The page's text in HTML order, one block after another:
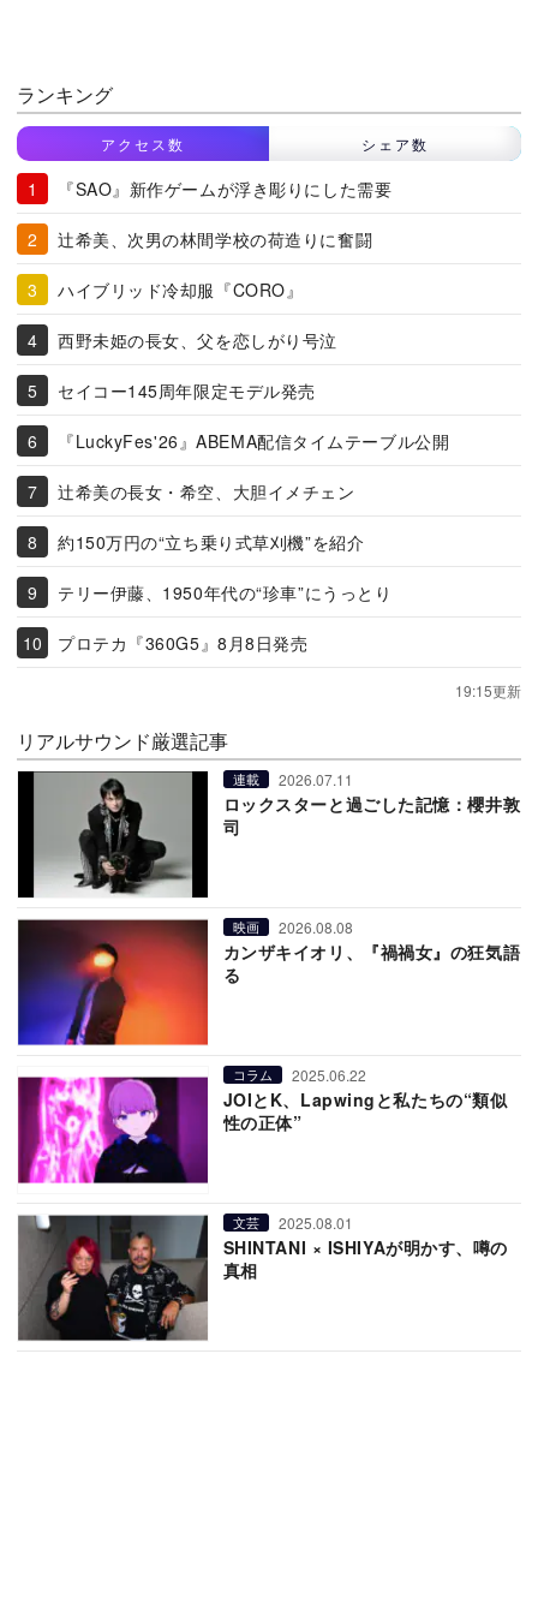
ランキング
アクセス数 シェア数
『SAO』新作ゲームが浮き彫りにした需要
辻希美、次男の林間学校の荷造りに奮闘
ハイブリッド冷却服『CORO』
西野未姫の長女、父を恋しがり号泣
セイコー145周年限定モデル発売
『LuckyFes'26』ABEMA配信タイムテーブル公開
辻希美の長女・希空、大胆イメチェン
約150万円の“立ち乗り式草刈機”を紹介
テリー伊藤、1950年代の“珍車”にうっとり
プロテカ『360G5』8月8日発売
19:15更新
リアルサウンド厳選記事
連載 2026.07.11
ロックスターと過ごした記憶：櫻井敦
司
映画 2026.08.08
カンザキイオリ、『禍禍女』の狂気語
る
コラム 2025.06.22
JOIとK、Lapwingと私たちの“類似
性の正体”
文芸 2025.08.01
SHINTANI × ISHIYAが明かす、噂の
真相